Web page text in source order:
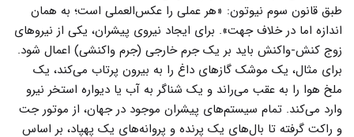
طبق قانون سوم نیوتون: «هر عملی را عکس‌العملی است؛ به همان
اندازه اما در خلاف جهت». برای ایجاد نیروی پیشران، یکی از نیروهای
زوج کنش-واکنش باید بر یک جرم خارجی (جرم واکنشی) اعمال شود.
برای مثال، یک موشک گازهای داغ را به بیرون پرتاب می‌کند، یک
ملخ هوا را به عقب می‌راند و یک شناگر به آب یا دیواره استخر نیرو
وارد می‌کند. تمام سیستم‌های پیشران موجود در جهان، از موتور جت
و راکت گرفته تا بال‌های یک پرنده و پروانه‌های یک پهپاد، بر اساس